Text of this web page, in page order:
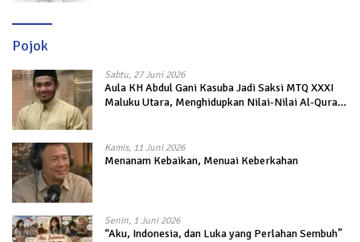
Pojok
Sabtu, 27 Juni 2026
Aula KH Abdul Gani Kasuba Jadi Saksi MTQ XXXI
Maluku Utara, Menghidupkan Nilai-Nilai Al-Quran
Kamis, 11 Juni 2026
Menanam Kebaikan, Menuai Keberkahan
Senin, 1 Juni 2026
“Aku, Indonesia, dan Luka yang Perlahan Sembuh”